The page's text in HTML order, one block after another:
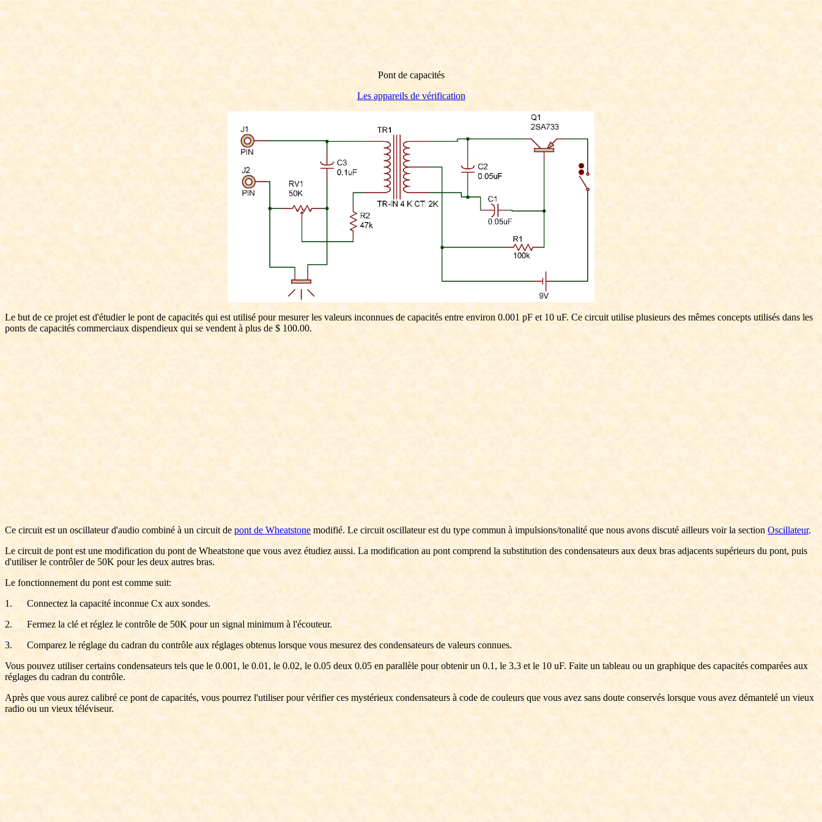
Pont de capacités
Les appareils de vérification
Le but de ce projet est d'étudier le pont de capacités qui est utilisé pour mesurer les valeurs inconnues de capacités entre environ 0.001 pF et 10 uF. Ce circuit utilise plusieurs des mêmes concepts utilisés dans les
ponts de capacités commerciaux dispendieux qui se vendent à plus de $ 100.00.
Ce circuit est un oscillateur d'audio combiné à un circuit de pont de Wheatstone modifié. Le circuit oscillateur est du type commun à impulsions/tonalité que nous avons discuté ailleurs voir la section Oscillateur.
Le circuit de pont est une modification du pont de Wheatstone que vous avez étudiez aussi. La modification au pont comprend la substitution des condensateurs aux deux bras adjacents supérieurs du pont, puis
d'utiliser le contrôler de 50K pour les deux autres bras.
Le fonctionnement du pont est comme suit:
1. Connectez la capacité inconnue Cx aux sondes.
2. Fermez la clé et réglez le contrôle de 50K pour un signal minimum à l'écouteur.
3. Comparez le réglage du cadran du contrôle aux réglages obtenus lorsque vous mesurez des condensateurs de valeurs connues.
Vous pouvez utiliser certains condensateurs tels que le 0.001, le 0.01, le 0.02, le 0.05 deux 0.05 en parallèle pour obtenir un 0.1, le 3.3 et le 10 uF. Faite un tableau ou un graphique des capacités comparées aux
réglages du cadran du contrôle.
Après que vous aurez calibré ce pont de capacités, vous pourrez l'utiliser pour vérifier ces mystérieux condensateurs à code de couleurs que vous avez sans doute conservés lorsque vous avez démantelé un vieux
radio ou un vieux téléviseur.